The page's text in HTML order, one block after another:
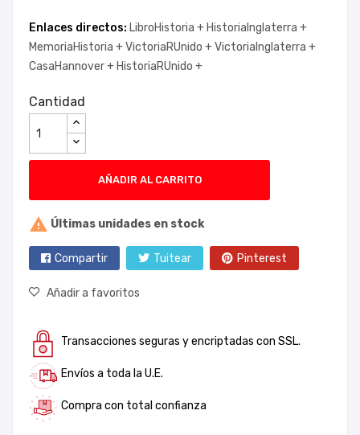
Enlaces directos: LibroHistoria + HistoriaInglaterra +
MemoriaHistoria +VictoriaRUnido +VictoriaInglaterra +
CasaHannover + HistoriaRUnido +
Cantidad
AÑADIR AL CARRITO
 Últimas unidades en stock
Compartir Tuitear Pinterest
Añadir a favoritos
Transacciones seguras y encriptadas con SSL.
Envíos a toda la U.E.
Compra con total confianza